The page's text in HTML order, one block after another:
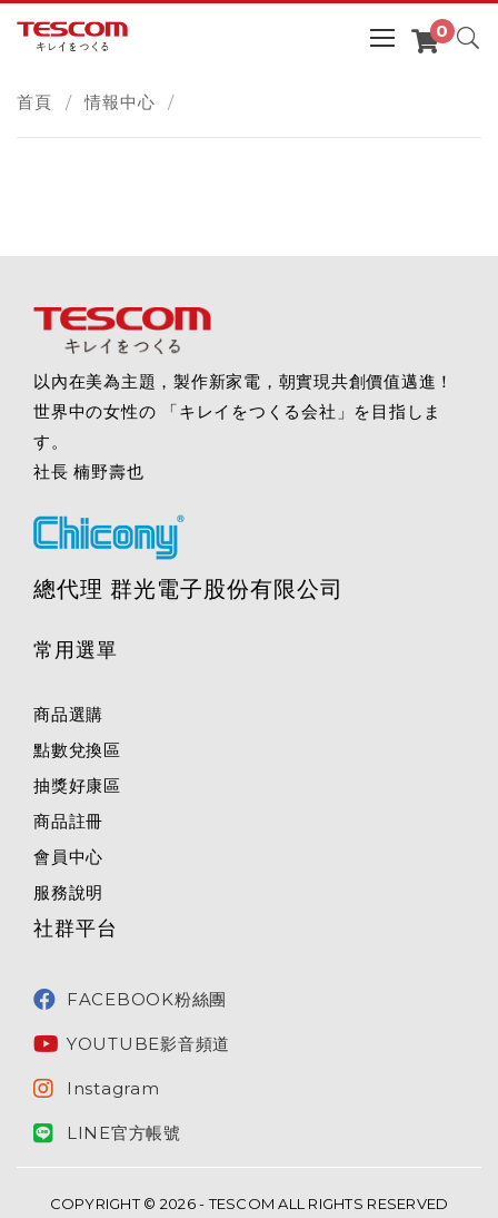
首頁 情報中心
以內在美為主題，製作新家電，朝實現共創價值邁進！
世界中の女性の 「キレイをつくる会社」を目指しま
す。
社長 楠野壽也
總代理 群光電子股份有限公司
常用選單
商品選購
點數兌換區
抽獎好康區
商品註冊
會員中心
服務說明
社群平台
FACEBOOK粉絲團
YOUTUBE影音頻道
Instagram
LINE官方帳號
COPYRIGHT © 2026 - TESCOM ALL RIGHTS RESERVED